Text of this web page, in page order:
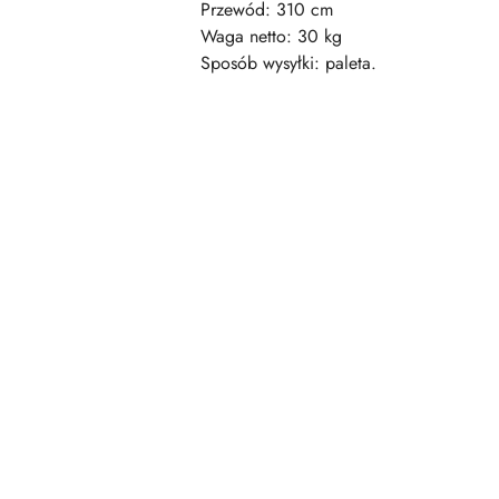
Przewód: 310 cm
Waga netto: 30 kg
Sposób wysyłki: paleta.